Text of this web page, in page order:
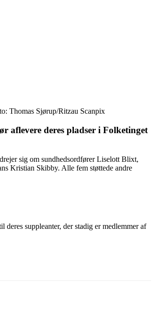
Thomas Sjørup/Ritzau Scanpix
aflevere deres pladser i Folketinget
sig om sundhedsordfører Liselott Blixt,
Kristian Skibby. Alle fem støttede andre
suppleanter, der stadig er medlemmer af